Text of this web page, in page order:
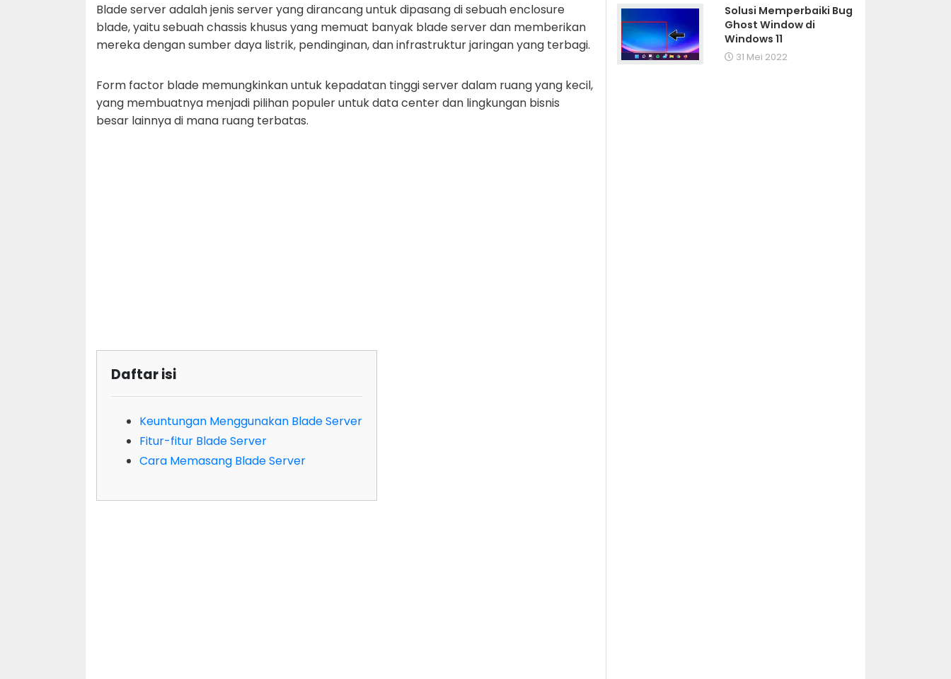
Blade server adalah jenis server yang dirancang untuk dipasang di sebuah enclosure
blade, yaitu sebuah chassis khusus yang memuat banyak blade server dan memberikan
mereka dengan sumber daya listrik, pendinginan, dan infrastruktur jaringan yang terbagi.
Form factor blade memungkinkan untuk kepadatan tinggi server dalam ruang yang kecil,
yang membuatnya menjadi pilihan populer untuk data center dan lingkungan bisnis
besar lainnya di mana ruang terbatas.
Daftar isi
Keuntungan Menggunakan Blade Server
Fitur-fitur Blade Server
Cara Memasang Blade Server
Solusi Memperbaiki Bug
Ghost Window di
Windows 11
31 Mei 2022